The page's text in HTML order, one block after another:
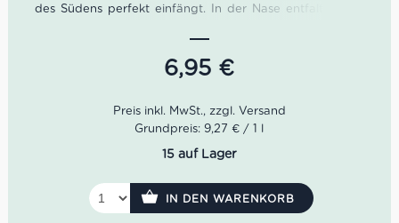
des Südens perfekt einfängt. In der Nase entfalten sich
am Gaumen zeigt er sich vollmundig, harmonisch und
angenehm würzig. Ein authentischer Negroamaro für alle,
die italienischen Rotwein mit Tiefe, Persönlichkeit und
und gegrilltem Fleisch.
6,95 €
Grundpreis: 9,27 € / 1 l
15 auf Lager
IN DEN WARENKORB